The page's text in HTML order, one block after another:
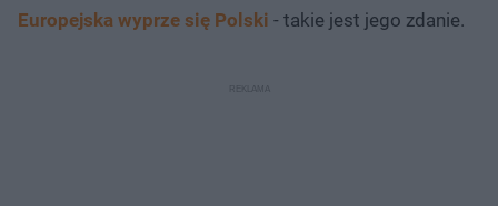
Europejska wyprze się Polski - takie jest jego zdanie.